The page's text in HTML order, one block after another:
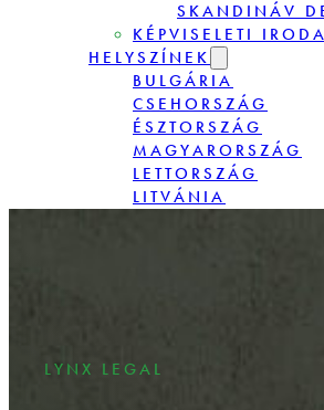
SKANDINÁV
KÉPVISELETI IRODA
HELYSZÍNEK
BULGÁRIA
CSEHORSZÁG
ÉSZTORSZÁG
MAGYARORSZÁG
LETTORSZÁG
LITVÁNIA
LYNX LEGAL